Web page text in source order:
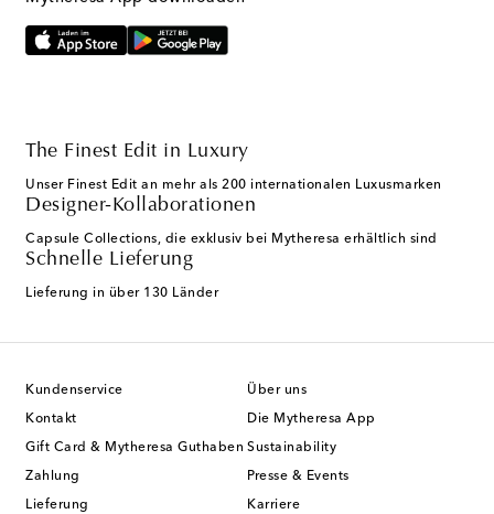
The Finest Edit in Luxury
Unser Finest Edit an mehr als 200 internationalen Luxusmarken
Designer-Kollaborationen
Capsule Collections, die exklusiv bei Mytheresa erhältlich sind
Schnelle Lieferung
Lieferung in über 130 Länder
Kundenservice
Kontakt
Gift Card & Mytheresa Guthaben
Zahlung
Lieferung
Über uns
Die Mytheresa App
Sustainability
Presse & Events
Karriere